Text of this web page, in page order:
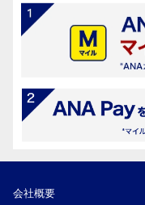
会社概要